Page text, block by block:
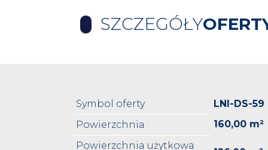
SZCZEGÓŁY
Symbol oferty
LNI-DS-59
Powierzchnia
160,00 m²
Powierzchnia użytkowa